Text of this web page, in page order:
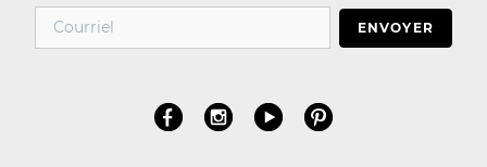
ENVOYER